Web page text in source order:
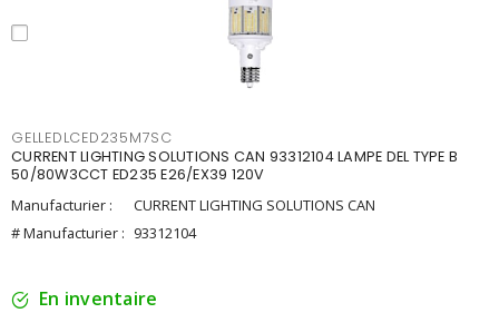
GELLEDLCED235M7SC
CURRENT LIGHTING SOLUTIONS CAN 93312104 LAMPE DEL TYPE B
50/80W3CCT ED235 E26/EX39 120V
Manufacturier :
CURRENT LIGHTING SOLUTIONS CAN
# Manufacturier : 93312104
En inventaire